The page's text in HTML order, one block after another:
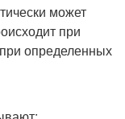
может
при
определенных